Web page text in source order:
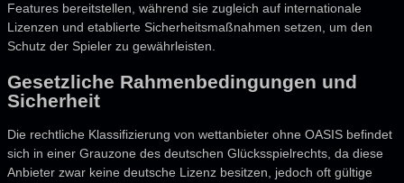
Features bereitstellen, während sie zugleich auf internationale
Lizenzen und etablierte Sicherheitsmaßnahmen setzen, um den
Schutz der Spieler zu gewährleisten.
Gesetzliche Rahmenbedingungen und
Sicherheit
Die rechtliche Klassifizierung von wettanbieter ohne OASIS befindet
sich in einer Grauzone des deutschen Glücksspielrechts, da diese
Anbieter zwar keine deutsche Lizenz besitzen, jedoch oft gültige